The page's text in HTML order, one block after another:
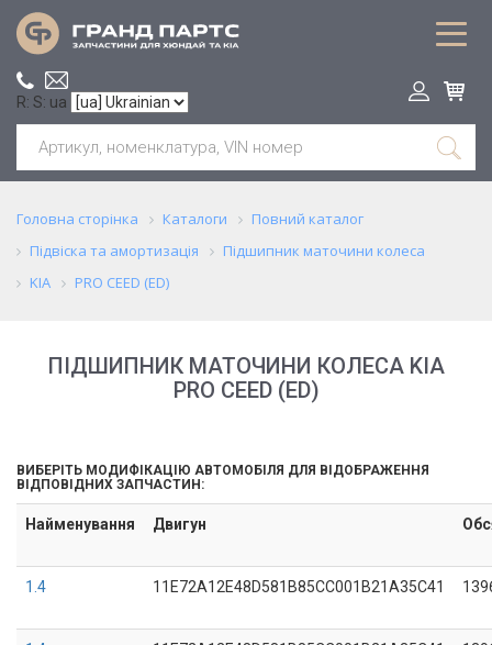
R: S: ua
Головна сторінка Каталоги
Повний каталог
Підвіска та амортизація
Підшипник маточини колеса
KIA
PRO CEED (ED)
ПІДШИПНИК МАТОЧИНИ КОЛЕСА KIA
PRO CEED (ED)
ВИБЕРІТЬ МОДИФІКАЦІЮ АВТОМОБІЛЯ ДЛЯ ВІДОБРАЖЕННЯ
ВІДПОВІДНИХ ЗАПЧАСТИН:
Найменування Двигун
1.4 11E72A12E48D581B85CC001B21A35C41